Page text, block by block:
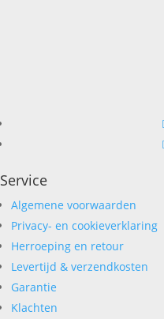
Service
Algemene voorwaarden
Privacy- en cookieverklaring
Herroeping en retour
Levertijd & verzendkosten
Garantie
Klachten